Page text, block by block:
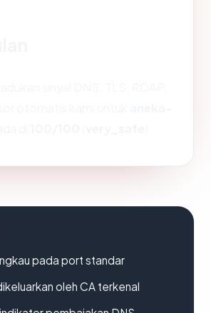
pada port standar
oleh CA terkenal